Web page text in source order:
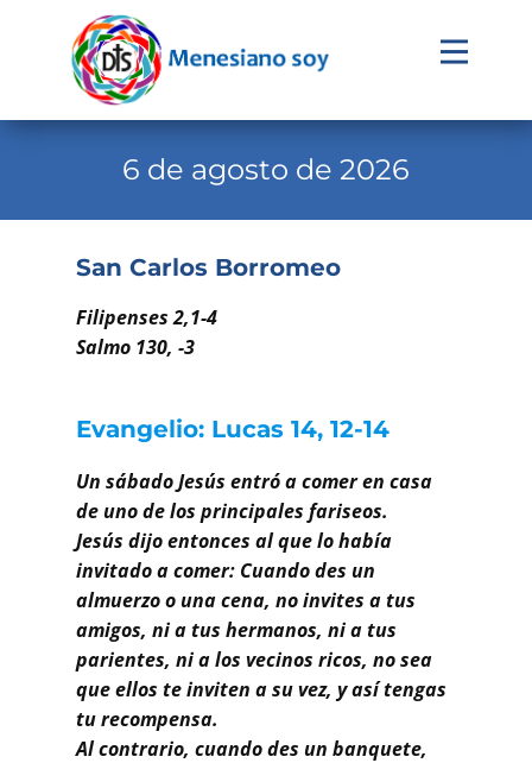
Evangelio
Familia Menesiana
Recursos
Contacto
Buscar
6 de agosto de 2026
San Carlos Borromeo
Filipenses 2,1-4
Salmo 130, -3
Evangelio: Lucas 14, 12-14
Un sábado Jesús entró a comer en casa
de uno de los principales fariseos.
Jesús dijo entonces al que lo había
invitado a comer: Cuando des un
almuerzo o una cena, no invites a tus
amigos, ni a tus hermanos, ni a tus
parientes, ni a los vecinos ricos, no sea
que ellos te inviten a su vez, y así tengas
tu recompensa.
Al contrario, cuando des un banquete,